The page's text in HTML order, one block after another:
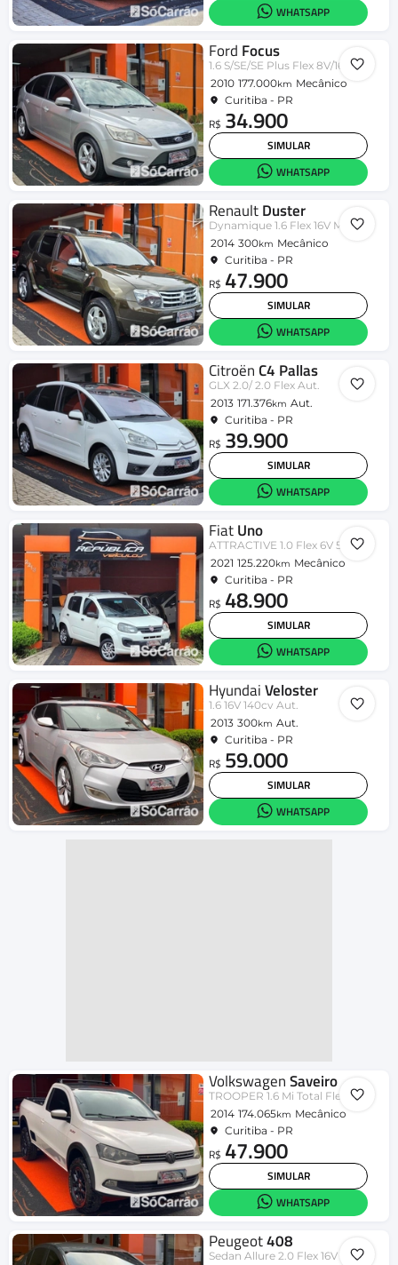
WHATSAPP
Ford Focus
1.6 S/SE/SE Plus Flex 8V/16V 5p
2010 177.000km Mecânico
Curitiba - PR
R$ 34.900
SIMULAR
WHATSAPP
RenaultDuster
Dynamique 1.6 Flex 16V Mec.
2014 300km Mecânico
Curitiba - PR
R$ 47.900
SIMULAR
WHATSAPP
Citroën C4 Pallas
GLX 2.0/ 2.0 Flex Aut.
2013 171.376km Aut.
Curitiba - PR
R$ 39.900
SIMULAR
WHATSAPP
FiatUno
ATTRACTIVE 1.0 Flex 6V 5p
2021 125.220km Mecânico
Curitiba - PR
R$ 48.900
SIMULAR
WHATSAPP
HyundaiVeloster
1.6 16V 140cv Aut.
2013 300km Aut.
Curitiba - PR
R$ 59.000
SIMULAR
WHATSAPP
VolkswagenSaveiro
TROOPER 1.6 Mi Total Flex 8V
2014 174.065km Mecânico
Curitiba - PR
R$ 47.900
SIMULAR
WHATSAPP
Peugeot408
Sedan Allure 2.0 Flex 16V 4p Mec.